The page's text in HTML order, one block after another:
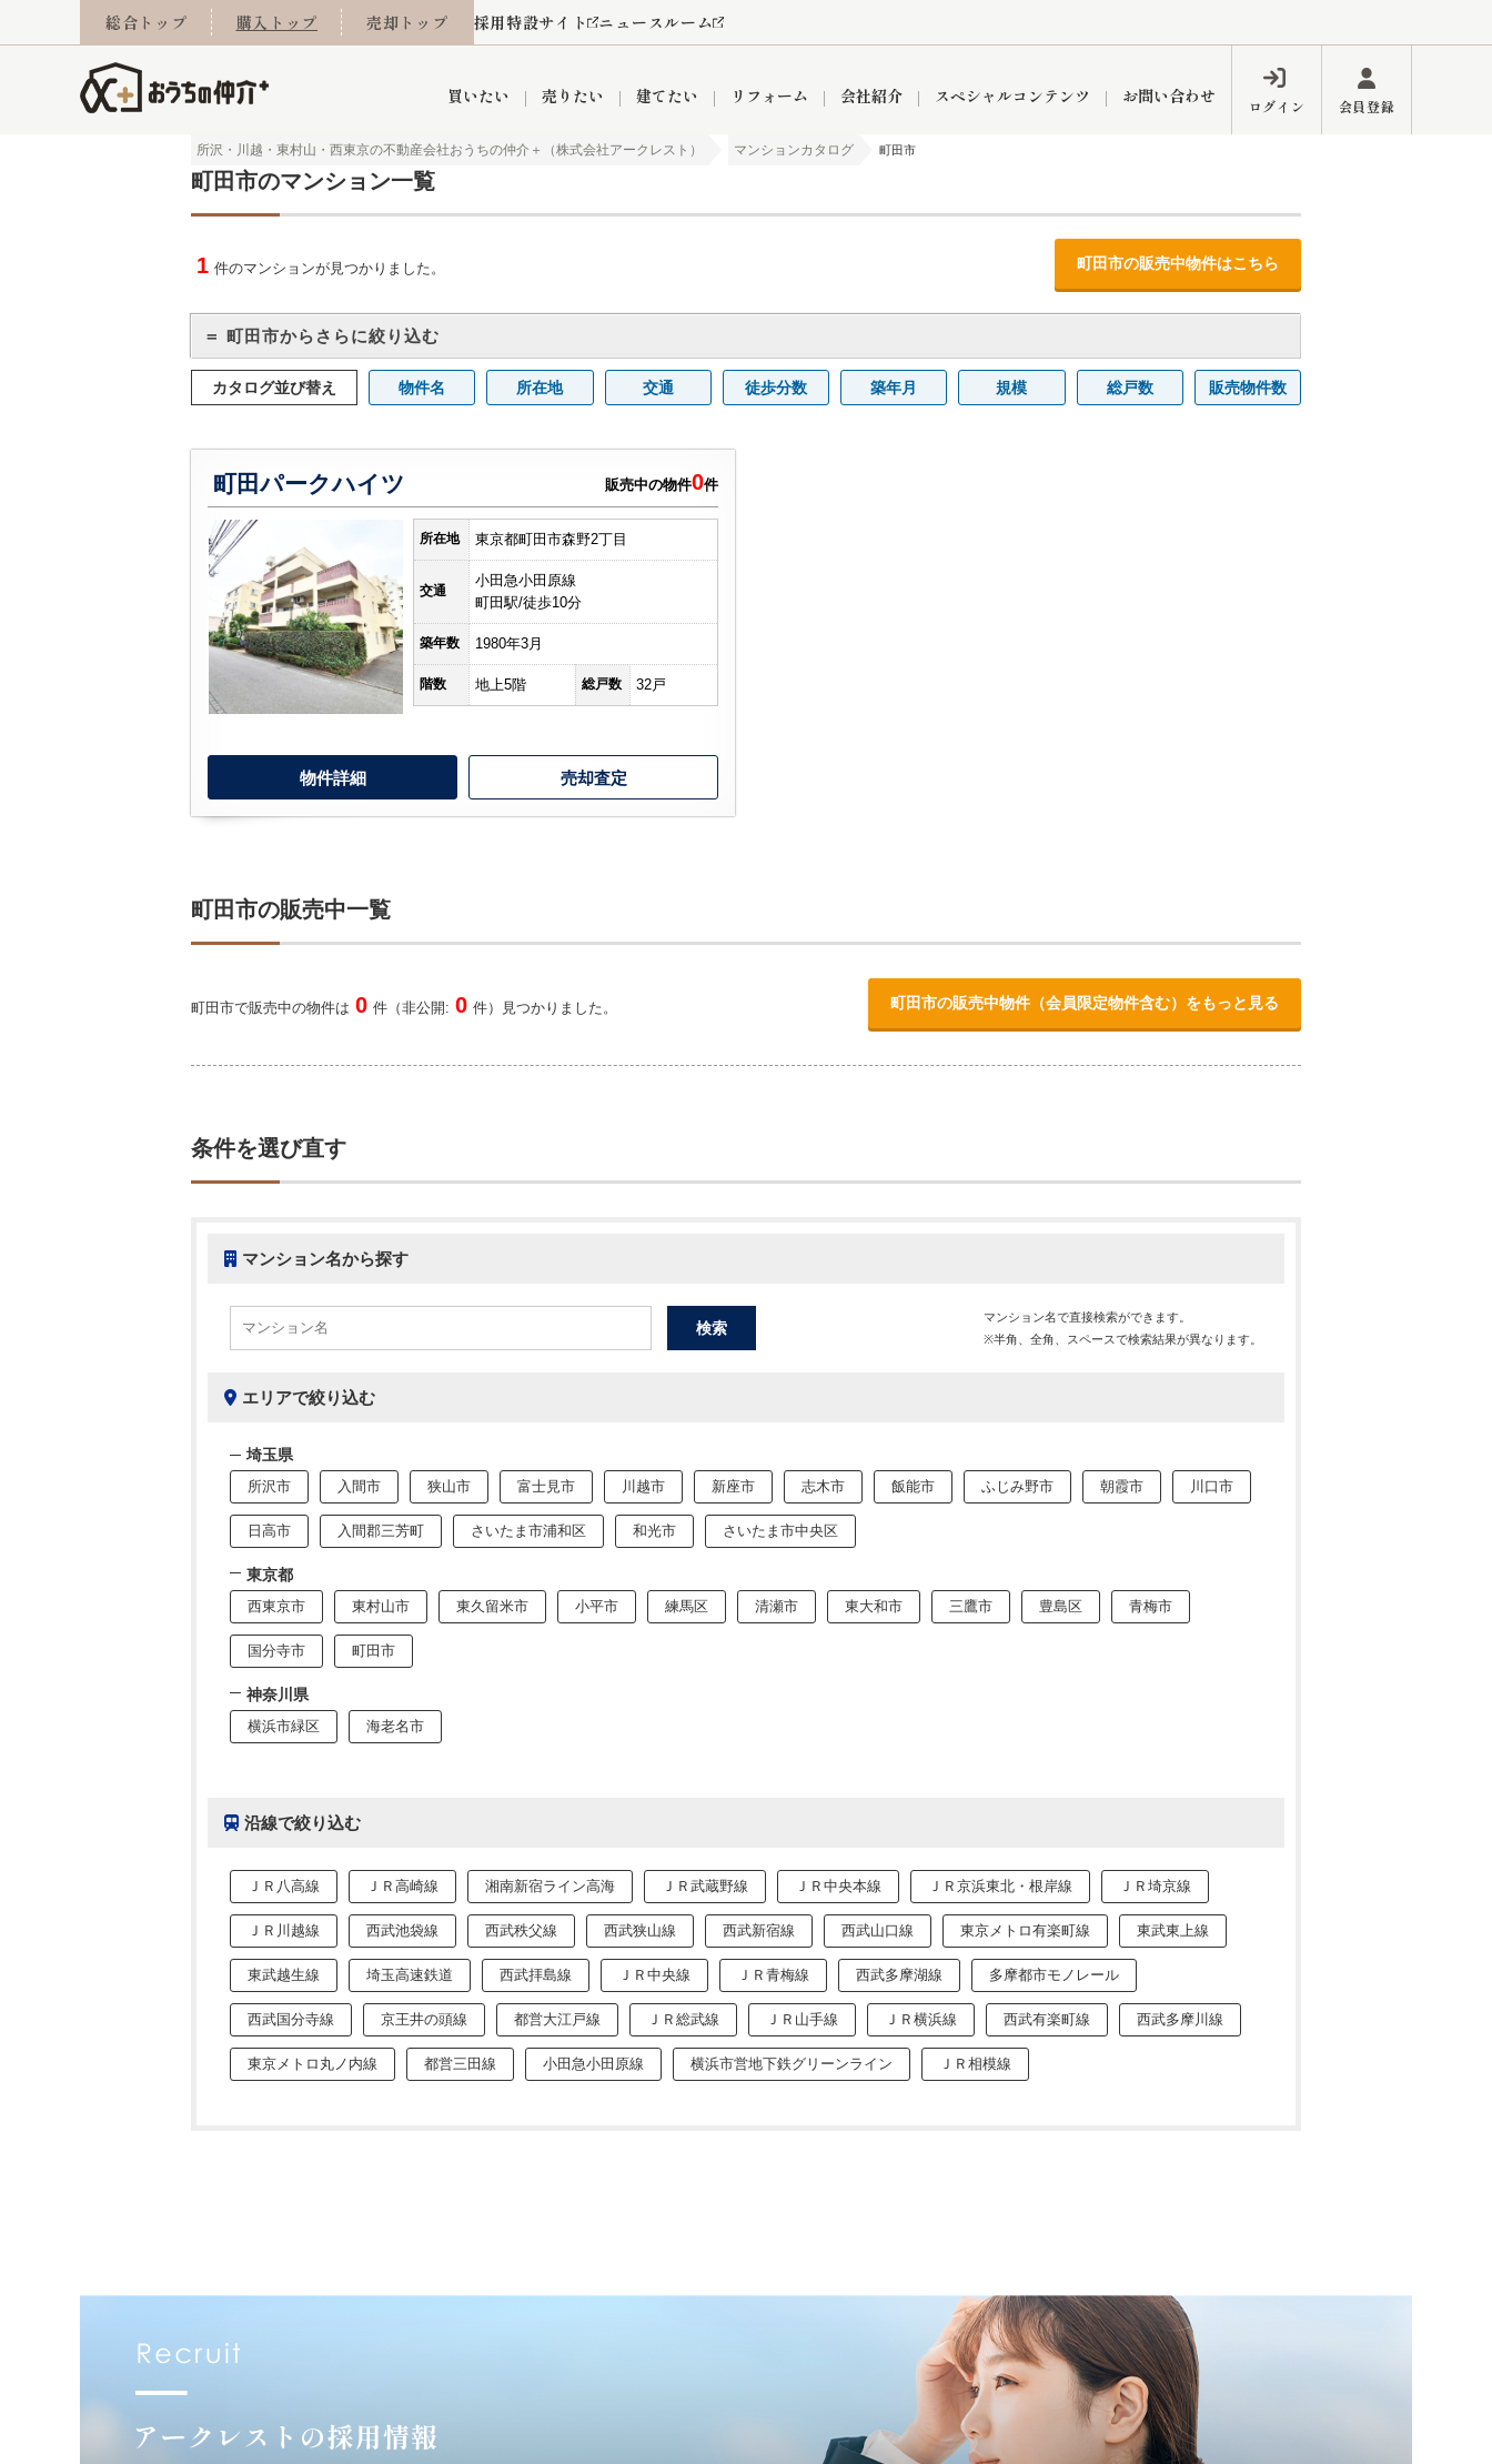
総合トップ 購入トップ 売却トップ 採用特設サイト ニュースルーム
買いたい
今月の住宅ローン金利 当社提携金融機関 8代疾病保証付き住宅ローン
川越市 入間市 飯能市 狭山市 ふじみ野市
東久留米市
小平市 練馬区
売りたい
西東京市 東久留米市 狭山市
建てたい リフォーム 会社紹介
おうちLABO おうちのリフォーム おうちパークグループの強み
スペシャルコンテンツ お問い合わせ ログイン 会員登録
所沢・川越・東村山・西東京の不動産会社おうちの仲介＋（株式会社アークレスト） マンションカタログ 町田市
町田市のマンション一覧
1 件のマンションが見つかりました。 町田市の販売中物件はこちら
＝ 町田市からさらに絞り込む
カタログ並び替え 物件名 所在地 交通 徒歩分数 築年月 規模 総戸数 販売物件数
町田パークハイツ 販売中の物件0件
所在地 東京都町田市森野2丁目
交通
小田急小田原線
町田駅/徒歩10分
築年数 1980年3月
階数 地上5階 総戸数 32戸
物件詳細 売却査定
町田市の販売中一覧
町田市で販売中の物件は 0 件（非公開: 0 件）見つかりました。 町田市の販売中物件（会員限定物件含む）をもっと見る
条件を選び直す
マンション名から探す
マンション名で直接検索ができます。
※半角、全角、スペースで検索結果が異なります。
エリアで絞り込む
埼玉県
所沢市 入間市 狭山市 富士見市 川越市 新座市 志木市 飯能市 ふじみ野市 朝霞市 川口市
日高市 入間郡三芳町 さいたま市浦和区 和光市 さいたま市中央区
東京都
西東京市 東村山市 東久留米市 小平市 練馬区 清瀬市 東大和市 三鷹市 豊島区 青梅市
国分寺市 町田市
神奈川県
横浜市緑区 海老名市
沿線で絞り込む
ＪＲ八高線 ＪＲ高崎線 湘南新宿ライン高海 ＪＲ武蔵野線 ＪＲ中央本線 ＪＲ京浜東北・根岸線 ＪＲ埼京線
ＪＲ川越線 西武池袋線 西武秩父線 西武狭山線 西武新宿線 西武山口線 東京メトロ有楽町線 東武東上線
東武越生線 埼玉高速鉄道 西武拝島線 ＪＲ中央線 ＪＲ青梅線 西武多摩湖線 多摩都市モノレール
西武国分寺線 京王井の頭線 都営大江戸線 ＪＲ総武線 ＪＲ山手線 ＪＲ横浜線 西武有楽町線 西武多摩川線
東京メトロ丸ノ内線 都営三田線 小田急小田原線 横浜市営地下鉄グリーンライン ＪＲ相模線